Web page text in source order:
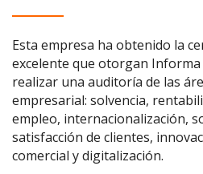
Esta empresa ha obtenido la
excelente que otorgan
realizar una auditoría de las
empresarial: solvencia,
empleo, internacionalización,
satisfacción de clientes,
comercial y digitalización.